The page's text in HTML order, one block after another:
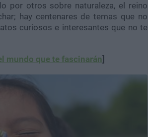
por otros sobre naturaleza, el reino
hay centenares de temas que no
curiosos e interesantes que no te
mundo que te fascinarán]